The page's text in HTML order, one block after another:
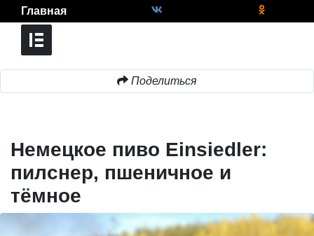
Главная
Поделиться
Немецкое пиво Einsiedler:
пилснер, пшеничное и
тёмное